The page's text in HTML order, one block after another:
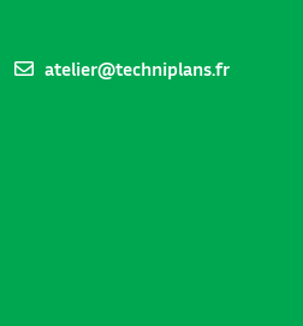
atelier@techniplans.fr